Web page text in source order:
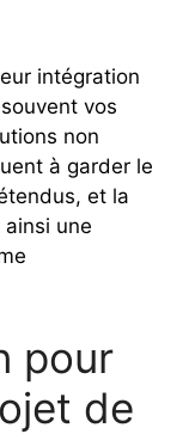
intégration
vos
non
à garder le
et la
une
pour
de